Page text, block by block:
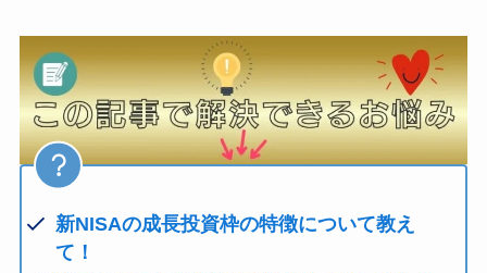
新NISAの成長投資枠の特徴について教え
て！